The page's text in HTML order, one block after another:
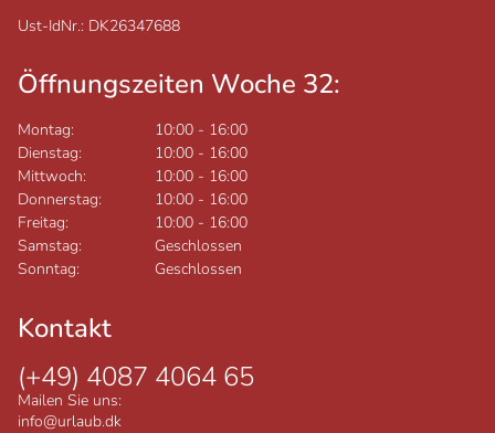
Ust-IdNr.: DK26347688
Öffnungszeiten Woche 32:
Montag: 10:00 - 16:00
Dienstag:
10:00 - 16:00
Mittwoch:
10:00 - 16:00
Donnerstag:
10:00 - 16:00
Freitag:
10:00 - 16:00
Samstag:
Geschlossen
Sonntag:
Geschlossen
Kontakt
(+49) 4087 4064 65
Mailen Sie uns:
info@urlaub.dk